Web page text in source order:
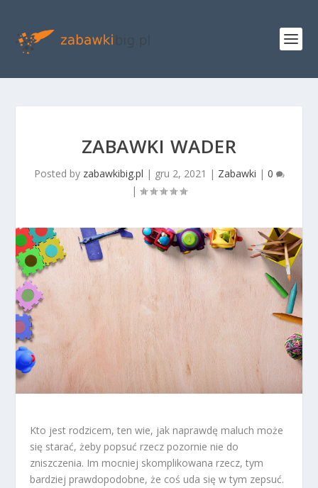
ZABAWKI WADER
Posted by zabawkibig.pl | gru 2, 2021 | Zabawki | 0
|
Kto jest rodzicem, ten wie, jak naprawdę maluch może
się starać, żeby popsuć rzecz pozornie nie do
zniszczenia. Im mocniej skomplikowana rzecz, tym
bardziej prawdopodobne, że coś uda się w tym zepsuć.